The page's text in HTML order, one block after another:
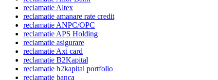
reclamatie Altex
reclamatie amanare rate credit
reclamatie ANPC/OPC
reclamatie APS Holding
reclamatie asigurare
reclamatie Axi card
reclamatie B2Kapital
reclamatie b2kapital portfolio
reclamatie banca